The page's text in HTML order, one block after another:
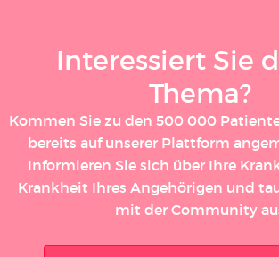
Interessiert Sie
Thema?
Kommen Sie zu den 500 000
bereits auf unserer Plattform
Informieren Sie sich über Ihre
Krankheit Ihres Angehörigen und
mit der Community